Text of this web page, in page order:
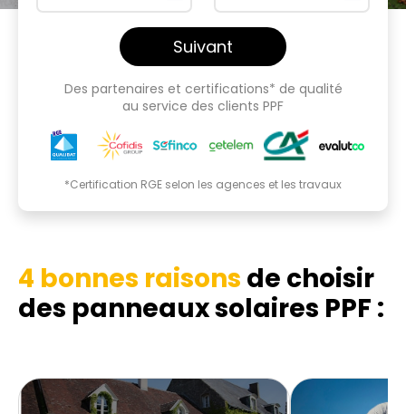
Suivant
Des partenaires et certifications* de qualité
au service des clients PPF
*Certification RGE selon les agences et les travaux
4 bonnes raisons de choisir
des panneaux solaires PPF :